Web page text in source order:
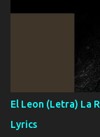
ni tampoco las
que estar alegres
Música Si es que
ahí está el
cualquier problema
FALTA UN
HOMBRE
VIO POR LA
El Leon (Letra) La
Lyrics